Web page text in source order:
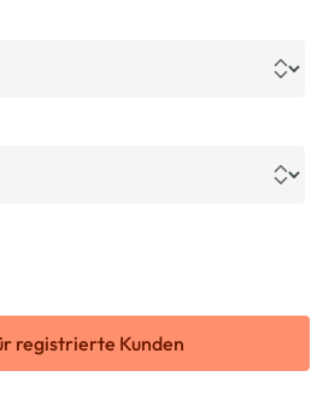
registrierte Kunden